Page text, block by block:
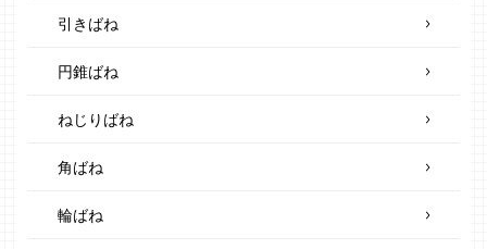
引きばね
円錐ばね
ねじりばね
角ばね
輪ばね